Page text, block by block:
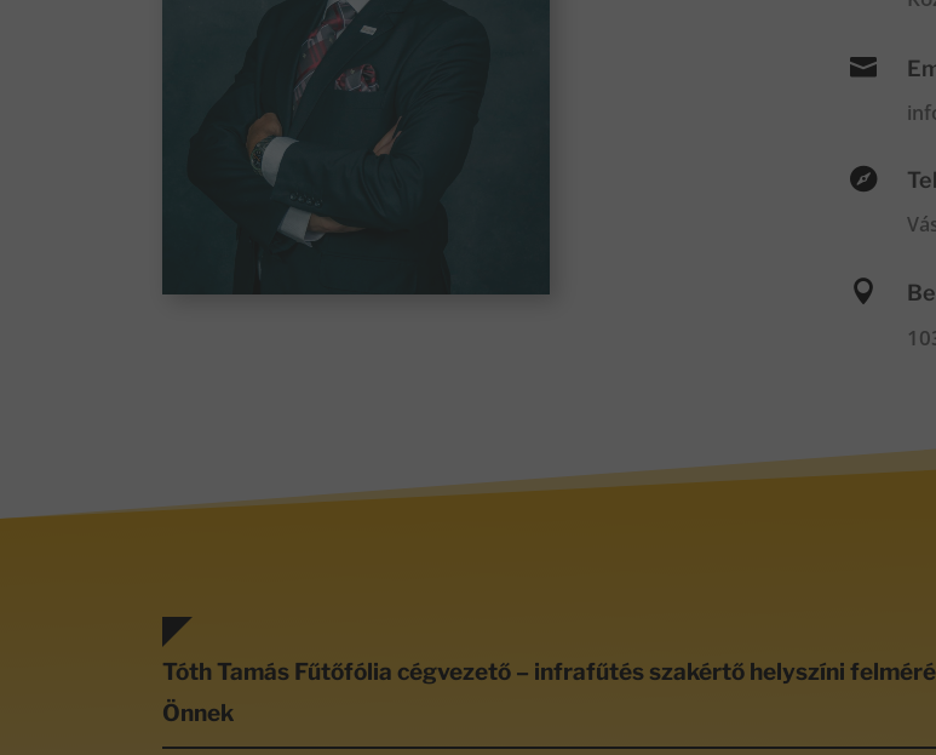



Tóth Tamás Fűtőfólia cégvezető – infrafűtés szakértő helyszíni
Önnek